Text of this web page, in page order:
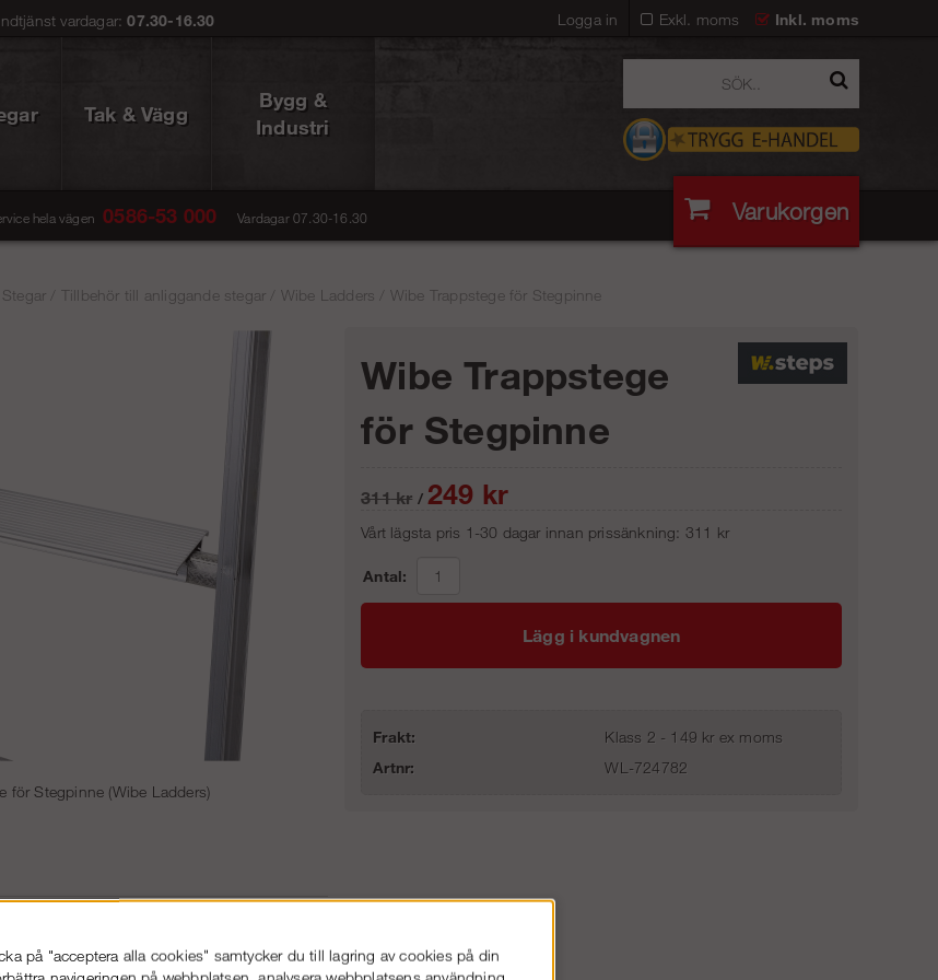
Exkl. moms Inkl. moms
vardagar:07.30-16.30 Logga in
Tak & Vägg
Bygg &
Industri
hela vägen 0586-53 000 Vardagar 07.30-16.30 Varukorgen
Tillbehör till anliggande stegar Wibe Ladders Wibe Trappstege för Stegpinne
för Stegpinne (Wibe Ladders)
Prisgaranti
Wibe Trappstege
för Stegpinne
311kr / 249 kr
Vårt lägsta pris 1-30 dagar innan prissänkning: 311 kr
Antal:
Lägg i kundvagnen
Frakt:
Klass 2 - 149 kr ex moms
Artnr:
WL-724782
på "acceptera alla cookies" samtycker du till lagring av cookies på din